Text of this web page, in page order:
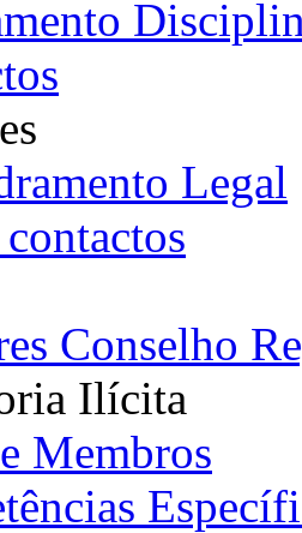
Legal
Conselho
Ilícita
Membros